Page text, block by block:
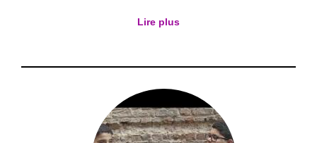
Lire plus